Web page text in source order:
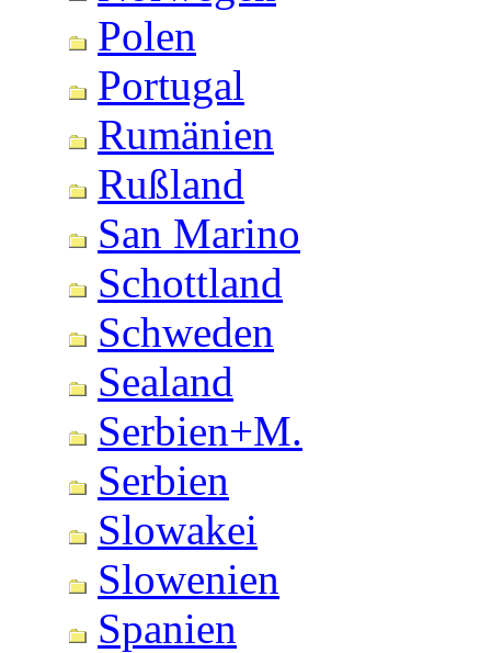
Polen
Portugal
Rumänien
Rußland
San Marino
Schottland
Schweden
Sealand
Serbien+M.
Serbien
Slowakei
Slowenien
Spanien